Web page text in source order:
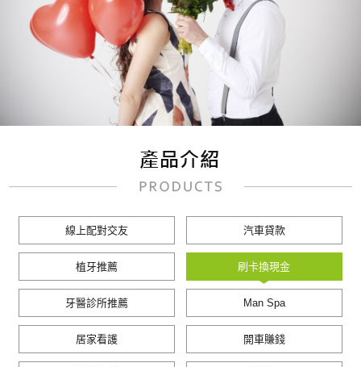
線上配對交友 汽車貸款
植牙推薦 刷卡換現金
牙醫診所推薦 Man Spa
居家看護 開車賺錢